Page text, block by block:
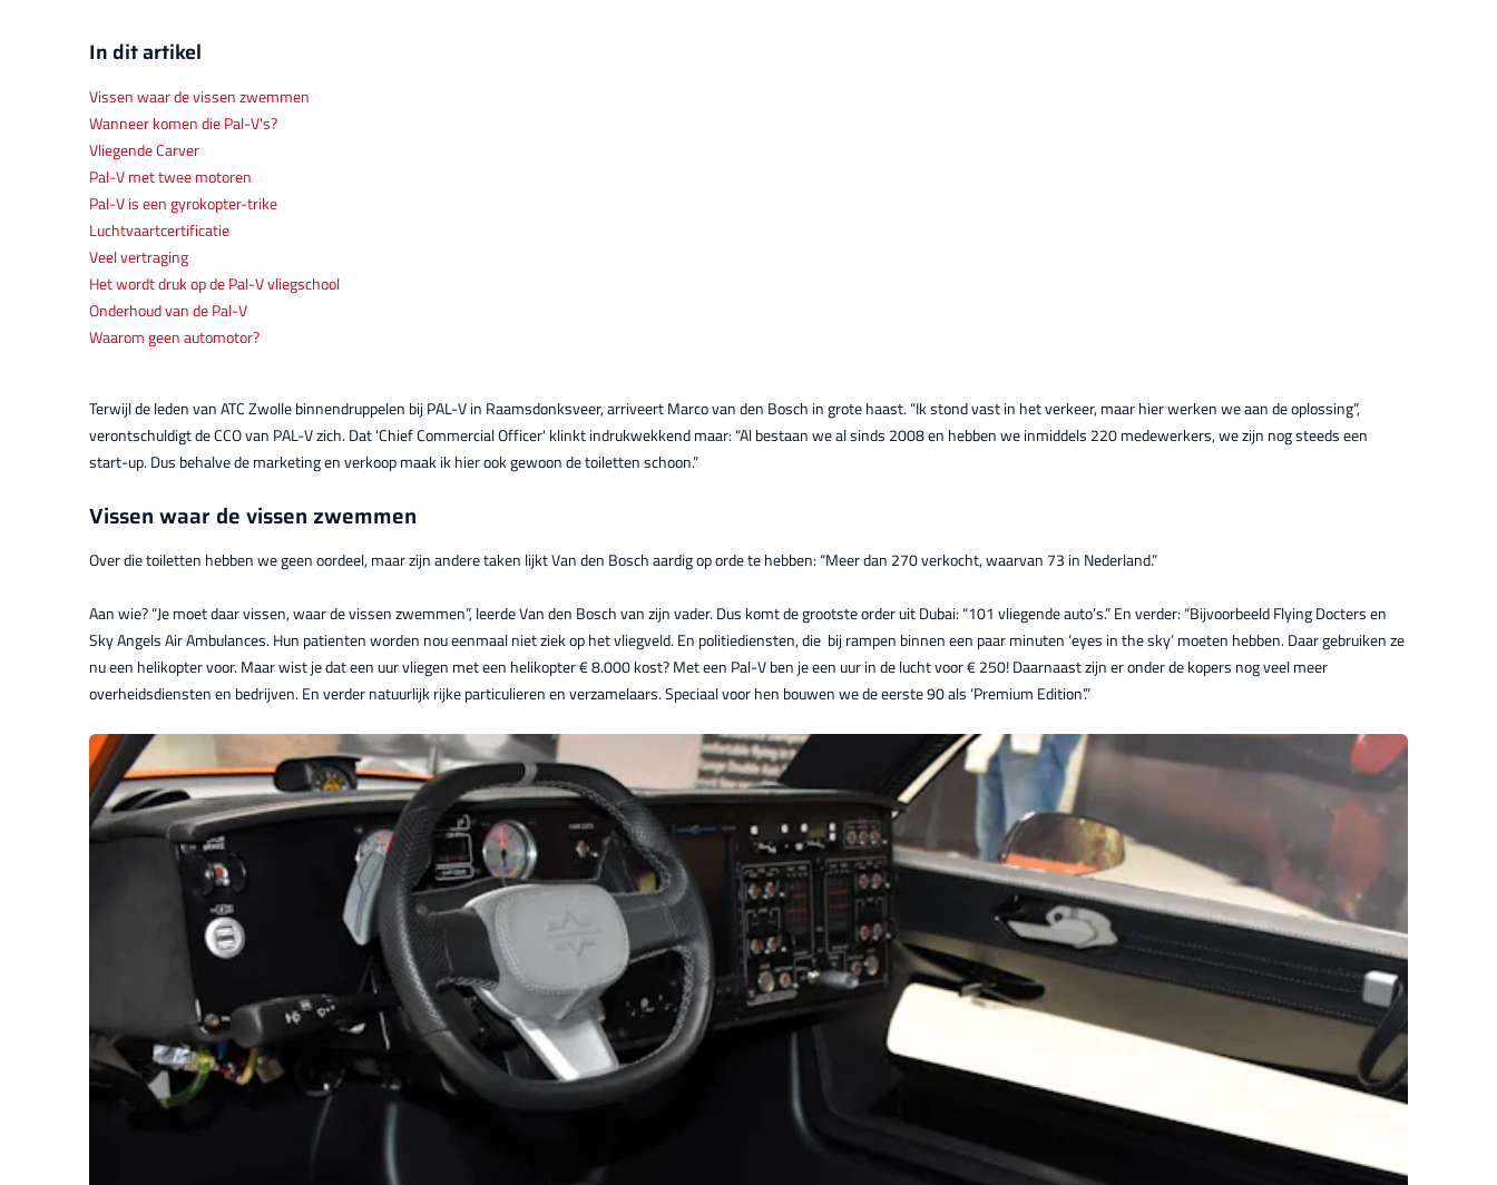
In dit artikel
Vissen waar de vissen zwemmen
Wanneer komen die Pal-V's?
Vliegende Carver
Pal-V met twee motoren
Pal-V is een gyrokopter-trike
Luchtvaartcertificatie
Veel vertraging
Het wordt druk op de Pal-V vliegschool
Onderhoud van de Pal-V
Waarom geen automotor?
Terwijl de leden van ATC Zwolle binnendruppelen bij PAL-V in Raamsdonksveer, arriveert Marco van den Bosch in grote haast. “Ik stond vast in het verkeer, maar hier werken we aan de oplossing”,
verontschuldigt de CCO van PAL-V zich. Dat 'Chief Commercial Officer' klinkt indrukwekkend maar: “Al bestaan we al sinds 2008 en hebben we inmiddels 220 medewerkers, we zijn nog steeds een
start-up. Dus behalve de marketing en verkoop maak ik hier ook gewoon de toiletten schoon.”
Vissen waar de vissen zwemmen
Over die toiletten hebben we geen oordeel, maar zijn andere taken lijkt Van den Bosch aardig op orde te hebben: “Meer dan 270 verkocht, waarvan 73 in Nederland.”
Aan wie? “Je moet daar vissen, waar de vissen zwemmen”, leerde Van den Bosch van zijn vader. Dus komt de grootste order uit Dubai: “101 vliegende auto’s.” En verder: “Bijvoorbeeld Flying Docters en
Sky Angels Air Ambulances. Hun patienten worden nou eenmaal niet ziek op het vliegveld. En politiediensten, die bij rampen binnen een paar minuten ‘eyes in the sky’ moeten hebben. Daar gebruiken ze
nu een helikopter voor. Maar wist je dat een uur vliegen met een helikopter € 8.000 kost? Met een Pal-V ben je een uur in de lucht voor € 250! Daarnaast zijn er onder de kopers nog veel meer
overheidsdiensten en bedrijven. En verder natuurlijk rijke particulieren en verzamelaars. Speciaal voor hen bouwen we de eerste 90 als ‘Premium Edition’.”